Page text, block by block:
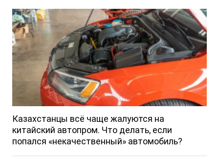
Казахстанцы всё чаще жалуются на
китайский автопром. Что делать, если
попался «некачественный» автомобиль?